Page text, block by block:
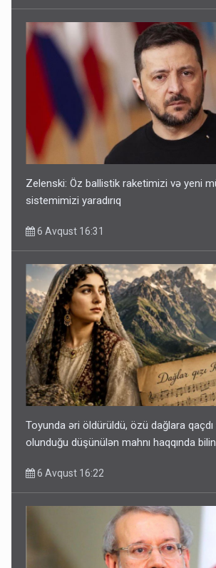
Zelenski: Öz ballistik raketimizi və yeni
sistemimizi yaradırıq
6 Avqust 16:31
Toyunda əri öldürüldü, özü dağlara
olunduğu düşünülən mahnı haqqında
6 Avqust 16:22